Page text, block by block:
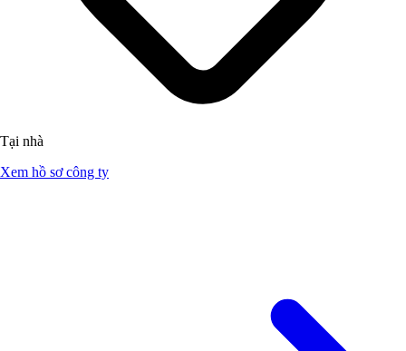
Tại nhà
Xem hồ sơ công ty